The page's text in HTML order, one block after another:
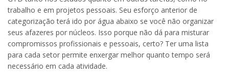
trabalho e em projetos pessoais. Seu esforço anterior de
categorização terá ido por água abaixo se você não organizar
seus afazeres por núcleos. Isso porque não dá para misturar
compromissos profissionais e pessoais, certo? Ter uma lista
para cada setor permite enxergar melhor quanto tempo será
necessário em cada atividade.